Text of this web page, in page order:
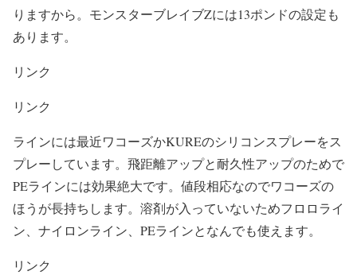
りますから。モンスターブレイブZには13ポンドの設定も
あります。
リンク
リンク
ラインには最近ワコーズかKUREのシリコンスプレーをス
プレーしています。飛距離アップと耐久性アップのためで
PEラインには効果絶大です。値段相応なのでワコーズの
ほうが長持ちします。溶剤が入っていないためフロロライ
ン、ナイロンライン、PEラインとなんでも使えます。
リンク